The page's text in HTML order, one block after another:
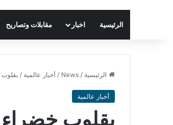
الرئيسية اخبار مقابلات وتصاريح
الرئيسية /
News
/ أخبار عالمية / بقلوب
أخبار عالمية
بقلوب خضراء